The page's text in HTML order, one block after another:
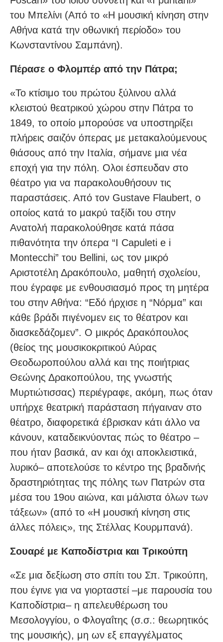
του Μπελίνι (Από το «Η μουσική κίνηση στην
Αθήνα κατά την οθωνική περίοδο» του
Κωνσταντίνου Σαμπάνη).
Πέρασε ο Φλομπέρ από την Πάτρα;
«Το κτίσιμο του πρώτου ξύλινου αλλά
κλειστού θεατρικού χώρου στην Πάτρα το
1849, το οποίο μπορούσε να υποστηρίξει
πλήρεις σαιζόν όπερας με μετακαλούμενους
θιάσους από την Ιταλία, σήμανε μια νέα
εποχή για την πόλη. Ολοι έσπευδαν στο
θέατρο για να παρακολουθήσουν τις
παραστάσεις. Από τον Gustave Flaubert, ο
οποίος κατά το μακρύ ταξίδι του στην
Ανατολή παρακολούθησε κατά πάσα
πιθανότητα την όπερα “I Capuleti e i
Montecchi” του Bellini, ως τον μικρό
Αριστοτέλη Δρακόπουλο, μαθητή σχολείου,
που έγραφε με ενθουσιασμό προς τη μητέρα
του στην Αθήνα: “Εδό ήρχισε η “Νόρμα” και
κάθε βράδι πιγένομεν εις το θέατρον και
διασκεδάζομεν”. Ο μικρός Δρακόπουλος
(θείος της μουσικοκριτικού Αύρας
Θεοδωροπούλου αλλά και της ποιήτριας
Θεώνης Δρακοπούλου, της γνωστής
Μυρτιώτισσας) περιέγραφε, ακόμη, πως όταν
υπήρχε θεατρική παράσταση πήγαιναν στο
θέατρο, διαφορετικά έβρισκαν κάτι άλλο να
κάνουν, καταδεικνύοντας πώς το θέατρο –
που ήταν βασικά, αν και όχι αποκλειστικά,
λυρικό– αποτελούσε το κέντρο της βραδινής
δραστηριότητας της πόλης των Πατρών στα
μέσα του 19ου αιώνα, και μάλιστα όλων των
τάξεων» (από το «Η μουσική κίνηση στις
άλλες πόλεις», της Στέλλας Κουρμπανά).
Σουαρέ με Καποδίστρια και Τρικούπη
«Σε μια δεξίωση στο σπίτι του Σπ. Τρικούπη,
που έγινε για να γιορταστεί –με παρουσία του
Καποδίστρια– η απελευθέρωση του
Μεσολογγίου, ο Φλογαΐτης (σ.σ.: θεωρητικός
της μουσικής), μη ων εξ επαγγέλματος